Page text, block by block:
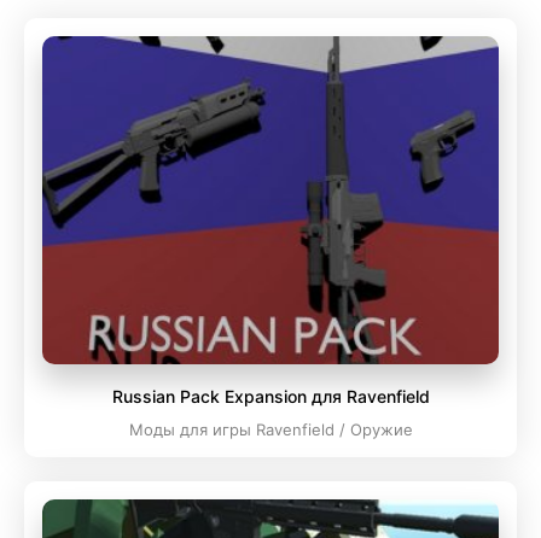
Russian Pack Expansion для Ravenfield
Моды для игры Ravenfield / Оружие